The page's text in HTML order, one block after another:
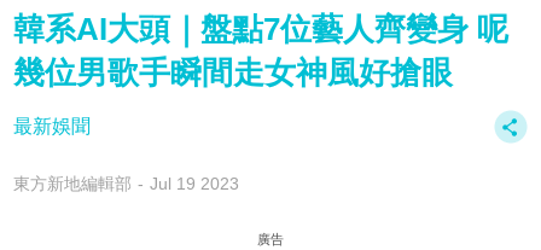
韓系AI大頭｜盤點7位藝人齊變身 呢
幾位男歌手瞬間走女神風好搶眼
最新娛聞
東方新地編輯部 Jul 19 2023
廣告